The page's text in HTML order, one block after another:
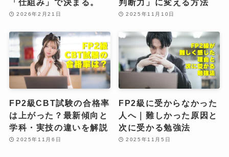
2026年2月21日 2025年11月10日
FP2級CBT試験の合格率
は上がった？最新傾向と
学科・実技の違いを解説
2025年11月6日
FP2級に受からなかった
人へ｜難しかった原因と
次に受かる勉強法
2025年11月5日